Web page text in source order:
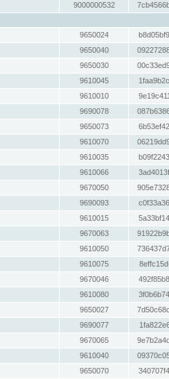
9000000532
9650024
9650040
9650030
9610045
9610010
9690078
9650073
9610070
9610035
9610066
9670050
9690093
9610015
9670063
9610050
9610075
9670046
9610080
9650027
9690077
9670065
9610040
9650070